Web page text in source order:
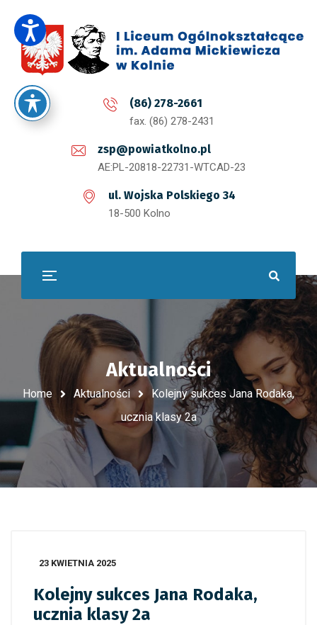
(86) 278-2661
fax. (86) 278-2431
zsp@powiatkolno.pl
AE:PL-20818-22731-WTCAD-23
ul. Wojska Polskiego 34
18-500 Kolno
Aktualności
Home Aktualności
Kolejny sukces Jana Rodaka,
ucznia klasy 2a
23 KWIETNIA 2025
Kolejny sukces Jana Rodaka,
ucznia klasy 2a